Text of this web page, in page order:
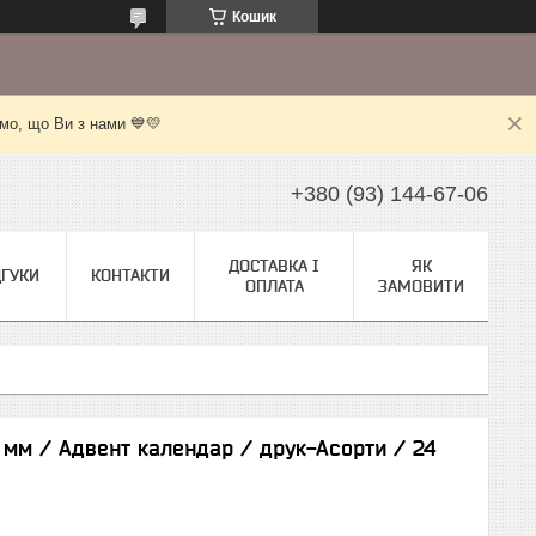
Кошик
що Ви з нами 💙💛
+380 (93) 144-67-06
КОНТАКТИ
ДОСТАВКА І
ОПЛАТА
ЯК
ЗАМОВИТИ
/ Адвент календар / друк-Асорти / 24